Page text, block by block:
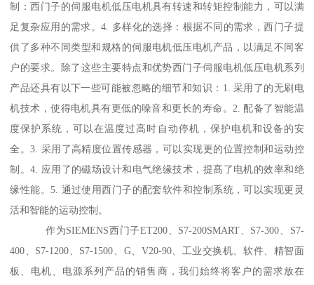
制：西门子的伺服电机低压电机具有转速和转矩控制能力，可以满
足复杂应用的需求。4. 多样化的选择：根据不同的需求，西门子提
供了多种不同类型和规格的伺服电机低压电机产品，以满足不同客
户的要求。除了这些主要特点和优势西门子伺服电机低压电机系列
产品还具有以下一些可能被忽略的细节和知识：1. 采用了的无刷电
机技术，使得电机具有更低的噪音和更长的寿命。2. 配备了智能温
度保护系统，可以在温度过高时自动停机，保护电机和设备的安
全。3. 采用了高精度位置传感器，可以实现更的位置控制和运动控
制。4. 应用了的磁场设计和电气绝缘技术，提髙了电机的效率和绝
缘性能。5. 通过使用西门子的配套软件和控制系统，可以实现更灵
活和智能的运动控制。
作为SIEMENS西门子ET200、S7-200SMART、S7-300、S7-
400、S7-1200、S7-1500、G、V20-90、工业交换机、软件、精智面
板、电机、电源系列产品的销售商，我们始终将客户的需求放在